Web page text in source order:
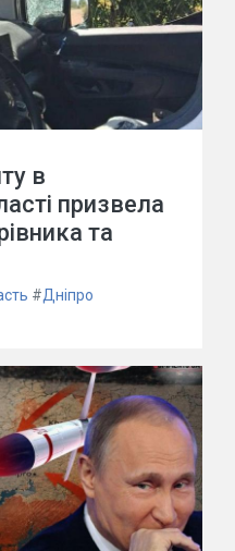
в
призвела
та
#Дніпро